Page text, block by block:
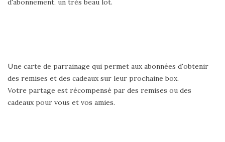
d'abonnement, un très beau lot.
Une carte de parrainage qui permet aux abonnées d'obtenir
des remises et des cadeaux sur leur prochaine box.
Votre partage est récompensé par des remises ou des
cadeaux pour vous et vos amies.